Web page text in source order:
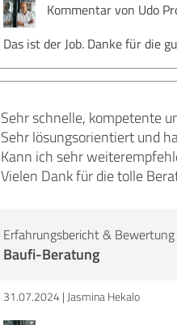
Kommentar von Udo
Das ist der Job. Danke für die
Sehr schnelle, kompetente
Sehr lösungsorientiert und
Kann ich sehr
Vielen Dank für die tolle
Erfahrungsbericht & Bewertung
Baufi-Beratung
31.07.2024 Jasmina Hekalo